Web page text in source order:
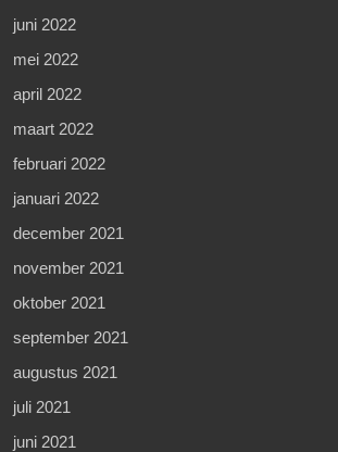
juni 2022
mei 2022
april 2022
maart 2022
februari 2022
januari 2022
december 2021
november 2021
oktober 2021
september 2021
augustus 2021
juli 2021
juni 2021